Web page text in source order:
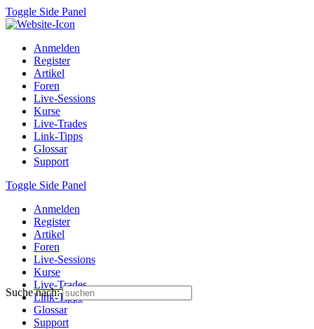
Toggle Side Panel
Anmelden
Register
Artikel
Foren
Live-Sessions
Kurse
Live-Trades
Link-Tipps
Glossar
Support
Toggle Side Panel
Anmelden
Register
Artikel
Foren
Live-Sessions
Kurse
Live-Trades
Link-Tipps
Glossar
Support
Suche nach: